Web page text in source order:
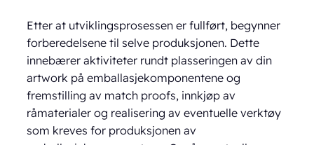
Etter at utviklingsprosessen er fullført, begynner
forberedelsene til selve produksjonen. Dette
innebærer aktiviteter rundt plasseringen av din
artwork på emballasjekomponentene og
fremstilling av match proofs, innkjøp av
råmaterialer og realisering av eventuelle verktøy
som kreves for produksjonen av